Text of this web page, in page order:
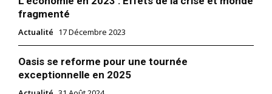
fragmenté
Actualité 17 Décembre 2023
Oasis se reforme pour une tournée
exceptionnelle en 2025